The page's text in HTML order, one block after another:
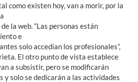
como existen hoy, van a morir, por la
la web. “Las personas están
e
solo accedían los profesionales”,
El otro punto de vista establece
a subsistir, pero se modificarán
y solo se dedicarán a las actividades